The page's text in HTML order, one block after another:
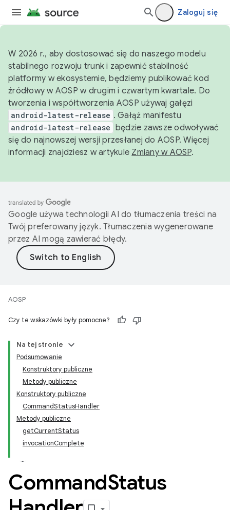
Zaloguj się
W 2026 r., aby dostosować się do naszego modelu
stabilnego rozwoju trunk i zapewnić stabilność
platformy w ekosystemie, będziemy publikować kod
źródłowy w AOSP w drugim i czwartym kwartale. Do
tworzenia i współtworzenia AOSP używaj gałęzi
android-latest-release . Gałąź manifestu
android-latest-release będzie zawsze odwoływać
się do najnowszej wersji przesłanej do AOSP. Więcej
informacji znajdziesz w artykule Zmiany w AOSP.
Google używa technologii AI do tłumaczenia treści na
Twój preferowany język. Tłumaczenia wygenerowane
przez AI mogą zawierać błędy.
AOSP
Czy te wskazówki były pomocne?
Na tej stronie
Podsumowanie
Konstruktory publiczne
Metody publiczne
Konstruktory publiczne
CommandStatusHandler
Metody publiczne
getCurrentStatus
invocationComplete
CommandStatus